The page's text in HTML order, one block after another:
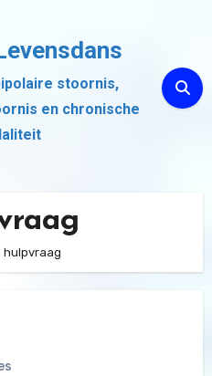
stoornis,
en chronische
hulpvraag